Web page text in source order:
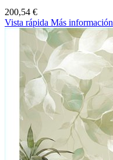
200,54 €
Vista rápida Más información